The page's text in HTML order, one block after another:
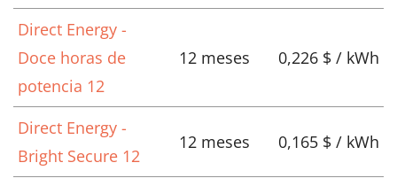
Direct Energy -
Doce horas de
potencia 12
12 meses 0,226 $ / kWh
Direct Energy -
Bright Secure 12
12 meses 0,165 $ / kWh